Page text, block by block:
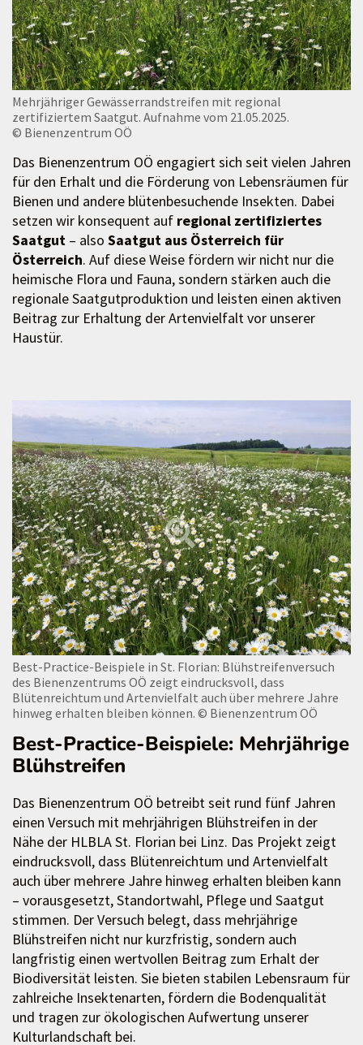
Mehrjähriger Gewässerrandstreifen mit regional
zertifiziertem Saatgut. Aufnahme vom 21.05.2025.
© Bienenzentrum OÖ
Das Bienenzentrum OÖ engagiert sich seit vielen Jahren
für den Erhalt und die Förderung von Lebensräumen für
Bienen und andere blütenbesuchende Insekten. Dabei
setzen wir konsequent auf regional zertifiziertes
Saatgut – also Saatgut aus Österreich für
Österreich. Auf diese Weise fördern wir nicht nur die
heimische Flora und Fauna, sondern stärken auch die
regionale Saatgutproduktion und leisten einen aktiven
Beitrag zur Erhaltung der Artenvielfalt vor unserer
Haustür.
Best-Practice-Beispiele in St. Florian: Blühstreifenversuch
des Bienenzentrums OÖ zeigt eindrucksvoll, dass
Blütenreichtum und Artenvielfalt auch über mehrere Jahre
hinweg erhalten bleiben können. © Bienenzentrum OÖ
Best-Practice-Beispiele: Mehrjährige
Blühstreifen
Das Bienenzentrum OÖ betreibt seit rund fünf Jahren
einen Versuch mit mehrjährigen Blühstreifen in der
Nähe der HLBLA St. Florian bei Linz. Das Projekt zeigt
eindrucksvoll, dass Blütenreichtum und Artenvielfalt
auch über mehrere Jahre hinweg erhalten bleiben kann
– vorausgesetzt, Standortwahl, Pflege und Saatgut
stimmen. Der Versuch belegt, dass mehrjährige
Blühstreifen nicht nur kurzfristig, sondern auch
langfristig einen wertvollen Beitrag zum Erhalt der
Biodiversität leisten. Sie bieten stabilen Lebensraum für
zahlreiche Insektenarten, fördern die Bodenqualität
und tragen zur ökologischen Aufwertung unserer
Kulturlandschaft bei.